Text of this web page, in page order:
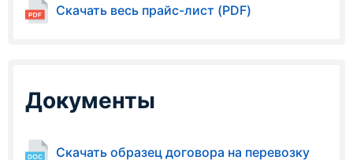
Скачать весь прайс-лист (PDF)
Документы
Скачать образец договора на перевозку